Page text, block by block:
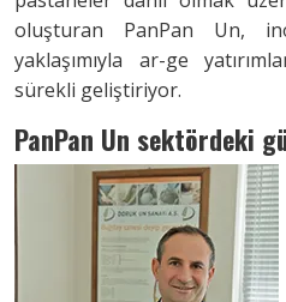
oluşturan PanPan Un,
yaklaşımıyla ar-ge
sürekli geliştiriyor.
PanPan Un sektördeki